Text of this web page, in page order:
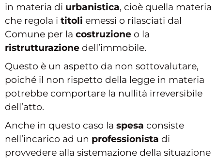
in materia di urbanistica, cioè quella materia
che regola i titoli emessi o rilasciati dal
Comune per la costruzione o la
ristrutturazione dell’immobile.
Questo è un aspetto da non sottovalutare,
poiché il non rispetto della legge in materia
potrebbe comportare la nullità irreversibile
dell’atto.
Anche in questo caso la spesa consiste
nell’incarico ad un professionista di
provvedere alla sistemazione della situazione